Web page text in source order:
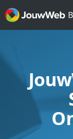
Spring naar inhoud